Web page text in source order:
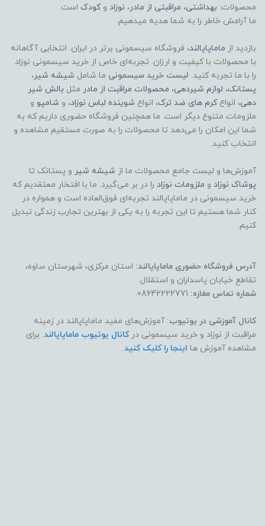
محصولات: بهداشتی، مراقبتی از مادر ، نوزاد وکودک است.
ما آرامش خاطر را به شما هدیه میدهیم.
بازدید از ماماپاپالند، فروشگاه سیسمونی برتر در ایران. انتخابی آگاهانه
با محصولات با کیفیت و ارزان. تجربه‌ای خاص از خرید سیسمونی نوزاد
را با ما تجربه کنید. لیست خرید سیسمونی ما شامل شیشه شیر ،
پستانک، لوازم شیردهی، محصولات مراقبت از مادر مثل بالش شیر
دهی، انواعکرم های ضد ترک، انواع شوینده لباس نوزاد، و شامپو و
ملزومات متنوع دیگر است. ما همچنین فروشگاه حضوری داریم که به
شما این امکان را می‌دهد تا محصولات را به صورت مستقیم مشاهده و
انتخاب کنید.
آموزش‌ها و لیست جامع محصولات ما از شیشه شیر و پستانک تا
پوشاک نوزاد و ملزومات نوزاد را در بر می‌گیرد. ما با افتخار معتقدیم که
خرید سیسمونی در ماماپاپالند تجربه‌ای فوق‌العاده است و همواره در
کنار شما هستیم تا این تجربه را به یکی از بهترین تجارب زندگی تبدیل
کنیم.
آدرس فروشگاه حضوری ماماپاپالند: استان مرکزی، شهرستان ساوه،
تقاطع خیابان پاسداران و استقلال.
شماره تماس مغازه:
کانال آموزشی در یوتیوب: آموزش‌های مفید ماماپاپالند در زمینه
مراقبت از نوزاد و خرید سیسمونی درکانال یوتیوب ماماپاپالند. برای
مشاهده آموزش ها اینجا را کلیک کنید.